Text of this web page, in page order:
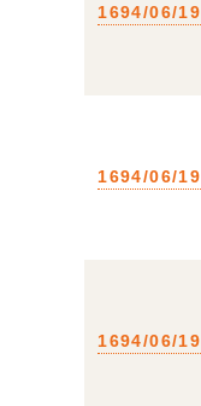
1694/06/19
1694/06/19
1694/06/19